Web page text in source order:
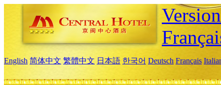
English 简体中文 繁體中文 日本語 한국어 Deutsch Français